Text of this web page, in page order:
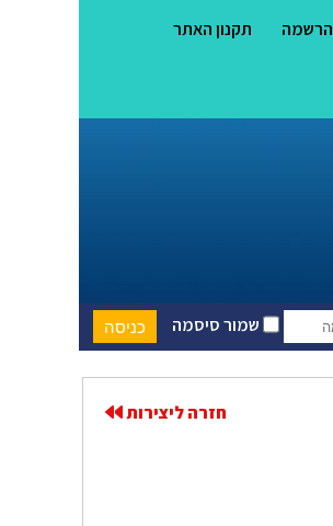
הרשמה תקנון האתר
שמור סיסמה
חזרה ליצירות